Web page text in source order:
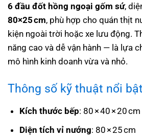
6 đầu đốt hồng ngoại gốm sứ,
80×25 cm, phù hợp cho quán thịt
kiện ngoài trời hoặc xe lưu động.
năng cao và dễ vận hành — là lựa
mô hình kinh doanh vừa và nhỏ.
Thông số kỹ thuật nổi bật
Kích thước bếp: 80 × 40 × 20 cm
Diện tích vỉ nướng: 80 × 25 cm